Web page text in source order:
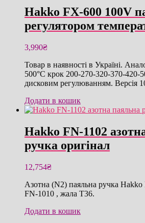
Hakko FX-600 100V
регулятором
3,990₴
Товар в наявності в Україні.
500°C крок 200-270-320-370-420-
дисковим регулюванням. Версія
Додати в кошик
Hakko FN-1102
ручка оригінал
12,754₴
Азотна (N2) паяльна ручка Hakko
FN-1010 , жала T36.
Додати в кошик